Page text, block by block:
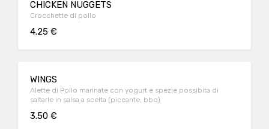
CHICKEN NUGGETS
Crocchette di pollo
4.25 €
WINGS
Alette di Pollo marinate con yogurt e spezie possibita di
saltarle in salsa a scelta (piccante, bbq)
3.50 €